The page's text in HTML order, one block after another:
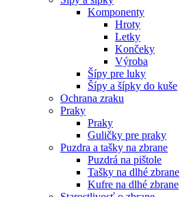
Komponenty
Hroty
Letky
Končeky
Výroba
Šípy pre luky
Šípy a šípky do kuše
Ochrana zraku
Praky
Praky
Guličky pre praky
Puzdra a tašky na zbrane
Puzdrá na pištole
Tašky na dlhé zbrane
Kufre na dlhé zbrane